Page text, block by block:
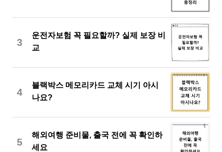
3
운전자보험 꼭 필요할까? 실제 보장 비
교
4
블랙박스 메모리카드 교체 시기 아시
나요?
5
해외여행 준비물, 출국 전에 꼭 확인하
세요